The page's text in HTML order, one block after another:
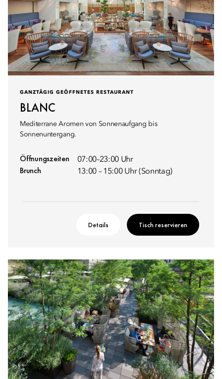
GANZTÄGIG GEÖFFNETES RESTAURANT
BLANC
Mediterrane Aromen von Sonnenaufgang bis
Sonnenuntergang.
Öffnungszeiten 07:00–23:00 Uhr
Brunch 13:00 – 15:00 Uhr (Sonntag)
Details Tisch reservieren